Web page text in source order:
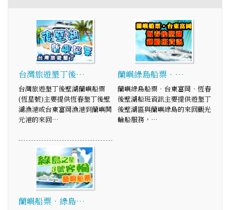
台灣旅遊墾丁後…
台灣旅遊墾丁後壁湖蘭嶼船票
(恆星號)主要提供恆春墾丁後壁
湖漁港或台東富岡漁港到蘭嶼開
元港的來回…
蘭嶼綠島船票‧…
蘭嶼綠島船票‧台東富岡‧恆春
後壁湖船班資訊主要提供遊墾丁
後壁湖區與蘭嶼綠島的來回觀光
輪船服務，…
蘭嶼船票‧綠島…